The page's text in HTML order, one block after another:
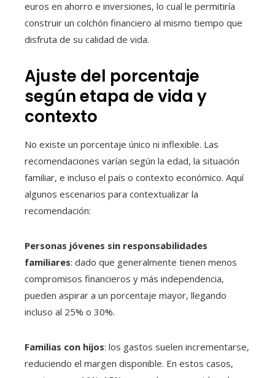
euros en ahorro e inversiones, lo cual le permitiría
construir un colchón financiero al mismo tiempo que
disfruta de su calidad de vida.
Ajuste del porcentaje
según etapa de vida y
contexto
No existe un porcentaje único ni inflexible. Las
recomendaciones varían según la edad, la situación
familiar, e incluso el país o contexto económico. Aquí
algunos escenarios para contextualizar la
recomendación:
Personas jóvenes sin responsabilidades
familiares: dado que generalmente tienen menos
compromisos financieros y más independencia,
pueden aspirar a un porcentaje mayor, llegando
incluso al 25% o 30%.
Familias con hijos: los gastos suelen incrementarse,
reduciendo el margen disponible. En estos casos,